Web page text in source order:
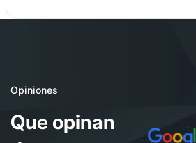
Opiniones
04
Queopinan
...